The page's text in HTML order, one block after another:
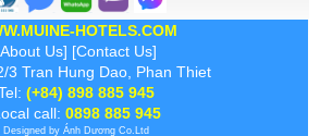
HOTELS.COM
About Us] [Contact Us]
3 Tran Hung Dao, Phan Thiet
(+84) 898 885 945
call: 0898 885 945
Designed by Ánh Dương Co.Ltd